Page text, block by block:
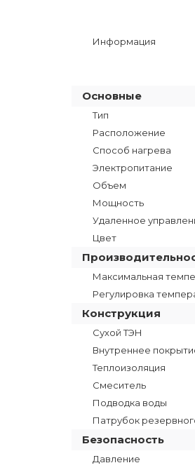
Информация
Основные
Тип
Расположение
Способ нагрева
Электропитание
Объем
Мощность
Удаленное
Цвет
Максимальная
Регулировка
Конструкция
Сухой ТЭН
Внутреннее
Теплоизоляция
Смеситель
Подводка воды
Патрубок
Безопасность
Давление